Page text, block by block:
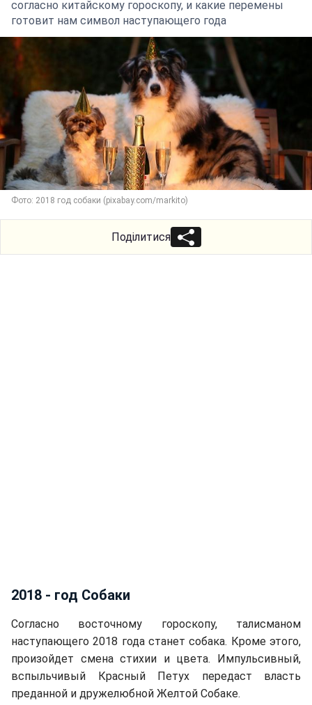
согласно китайскому гороскопу, и какие перемены
готовит нам символ наступающего года
Фото: 2018 год собаки (pixabay.com/markito)
Поділитися
2018 - год Собаки
Согласно восточному гороскопу, талисманом
наступающего 2018 года станет собака. Кроме этого,
произойдет смена стихии и цвета. Импульсивный,
вспыльчивый Красный Петух передаст власть
преданной и дружелюбной Желтой Собаке.